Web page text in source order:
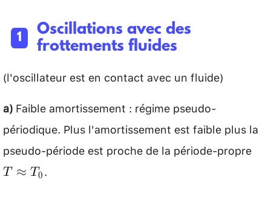
Oscillations avec des
frottements fluides
(l'oscillateur est en contact avec un fluide)
a)Faible amortissement : régime pseudo-
périodique. Plus l'amortissement est faible plus la
pseudo-période est proche de la période-propre
T ≈ T0 .